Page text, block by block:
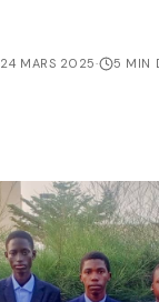
24 MARS 2025· 5 MIN